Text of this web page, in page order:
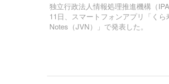
独立行政法人情報処理推進機構（
11日、スマートフォンアプリ「く
Notes（JVN）」で発表した。